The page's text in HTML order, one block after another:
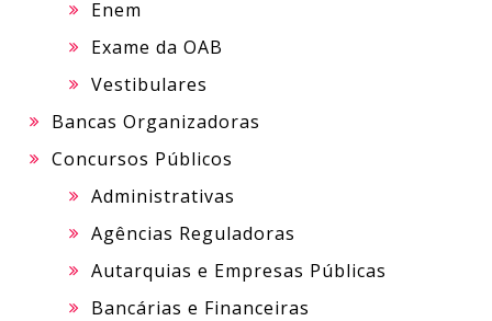
Enem
Exame da OAB
Vestibulares
Bancas Organizadoras
Concursos Públicos
Administrativas
Agências Reguladoras
Autarquias e Empresas Públicas
Bancárias e Financeiras